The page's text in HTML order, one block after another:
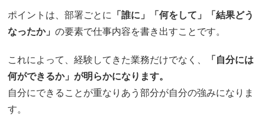
ポイントは、部署ごとに 「誰に」「何をして」「結果どう
なったか」の要素で仕事内容を書き出すことです。
これによって、経験してきた業務だけでなく、
「自分には
何ができるか」が明らかになります。
自分にできることが重なりあう部分が自分の強みになりま
す。